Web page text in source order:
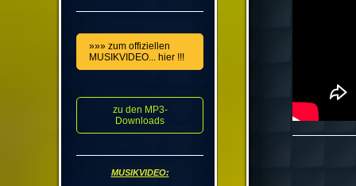
»»» zum offiziellen
MUSIKVIDEO... hier !!!
zu den MP3-
Downloads
MUSIKVIDEO: